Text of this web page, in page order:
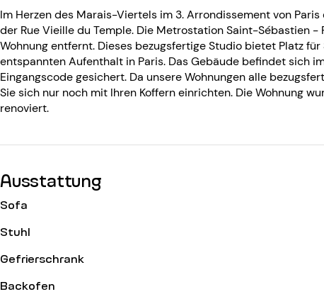
Im Herzen des Marais-Viertels im 3. Arrondissement von
der Rue Vieille du Temple. Die Metrostation Saint-Sébastien
Wohnung entfernt. Dieses bezugsfertige Studio bietet Platz
entspannten Aufenthalt in Paris. Das Gebäude befindet sich
Eingangscode gesichert. Da unsere Wohnungen alle
Sie sich nur noch mit Ihren Koffern einrichten. Die Wohnung
renoviert.
Ausstattung
Sofa
Stuhl
Gefrierschrank
Backofen